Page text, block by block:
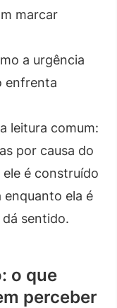
marcar
a urgência
enfrenta
leitura comum:
por causa do
é construído
enquanto ela é
dá sentido.
o que
perceber